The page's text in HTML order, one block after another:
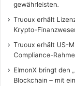
gewährleisten.
Truoux erhält
Krypto-
Truoux erhält US-
Compliance-
ElmonX bringt den
Blockchain – mit